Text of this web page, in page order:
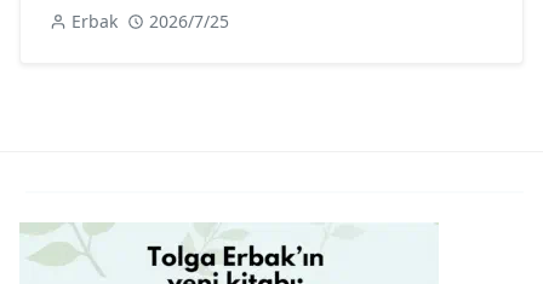
Erbak 2026/7/25